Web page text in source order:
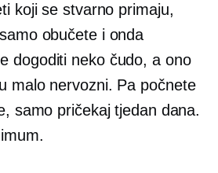
koji se stvarno primaju,
obučete i onda
dogoditi neko čudo, a ono
malo nervozni. Pa počnete
samo pričekaj tjedan dana.